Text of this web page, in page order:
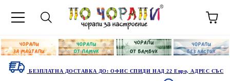
БЕЗПЛАТНА ДОСТАВКА ДО: ОФИС СПИДИ НАД 22 Евро, АДРЕС СЪС